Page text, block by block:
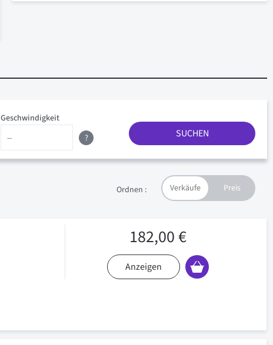
Geschwindigkeit
?
SUCHEN
Ordnen :
182,00 €
Anzeigen